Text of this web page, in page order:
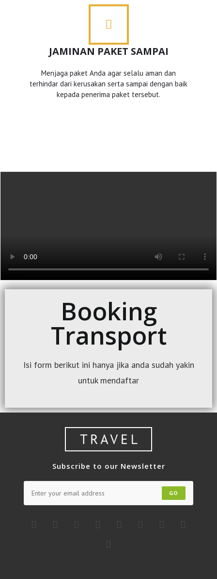
JAMINAN PAKET SAMPAI
Menjaga paket Anda agar selalu aman dan
terhindar dari kerusakan serta sampai dengan baik
kepada penerima paket tersebut.
Booking
Transport
Isi form berikut ini hanya jika anda sudah yakin
untuk mendaftar
Subscribe to our Newsletter
GO